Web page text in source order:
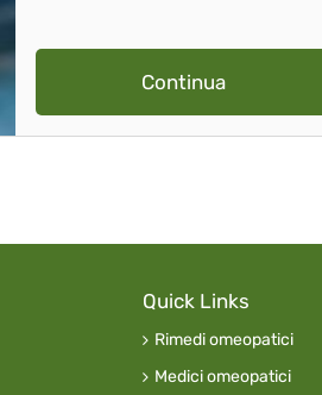
Continua
Quick Links
Rimedi omeopatici
Medici omeopatici